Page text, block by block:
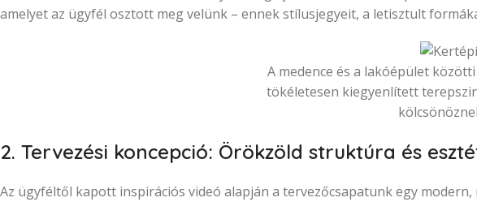
amelyet az ügyfél osztott meg velünk – ennek stílusjegyeit, a letisztult
A medence és a lakóépület
tökéletesen kiegyenlített
2. Tervezési koncepció: Örökzöld struktúra és
Az ügyféltől kapott inspirációs videó alapján a tervezőcsapatunk egy